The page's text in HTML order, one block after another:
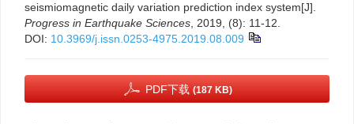
seismiomagnetic daily variation prediction index system[J].
Progress in Earthquake Sciences , 2019, (8): 11-12.
DOI: 10.3969/j.issn.0253-4975.2019.08.009
PDF下载 (187 KB)